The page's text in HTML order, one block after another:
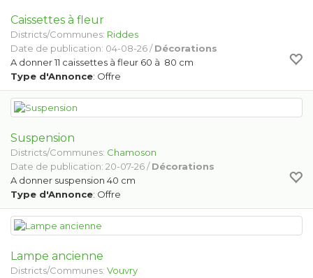
Caissettes à fleur
Districts/Communes: Riddes
Date de publication: 04-08-26 /Décorations
A donner 11 caissettes à fleur 60 à 80 cm
Type d'Annonce: Offre
Suspension
Districts/Communes: Chamoson
Date de publication: 20-07-26 /Décorations
A donner suspension 40 cm
Type d'Annonce: Offre
Lampe ancienne
Districts/Communes: Vouvry